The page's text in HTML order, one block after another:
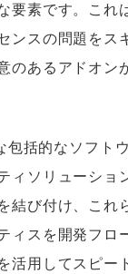
要素です。これ
ンスの問題をス
のあるアドオン
包括的なソフト
ィソリューショ
結び付け、これ
ィスを開発フロ
活用してスピー